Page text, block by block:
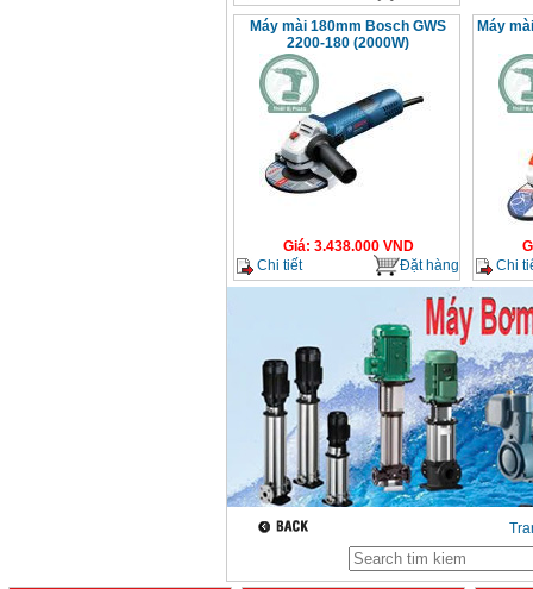
Máy mài 180mm Bosch GWS
2200-180 (2000W)
Giá: 3.438.000VND
Chi tiết
Đặt hàng
Máy
Chi